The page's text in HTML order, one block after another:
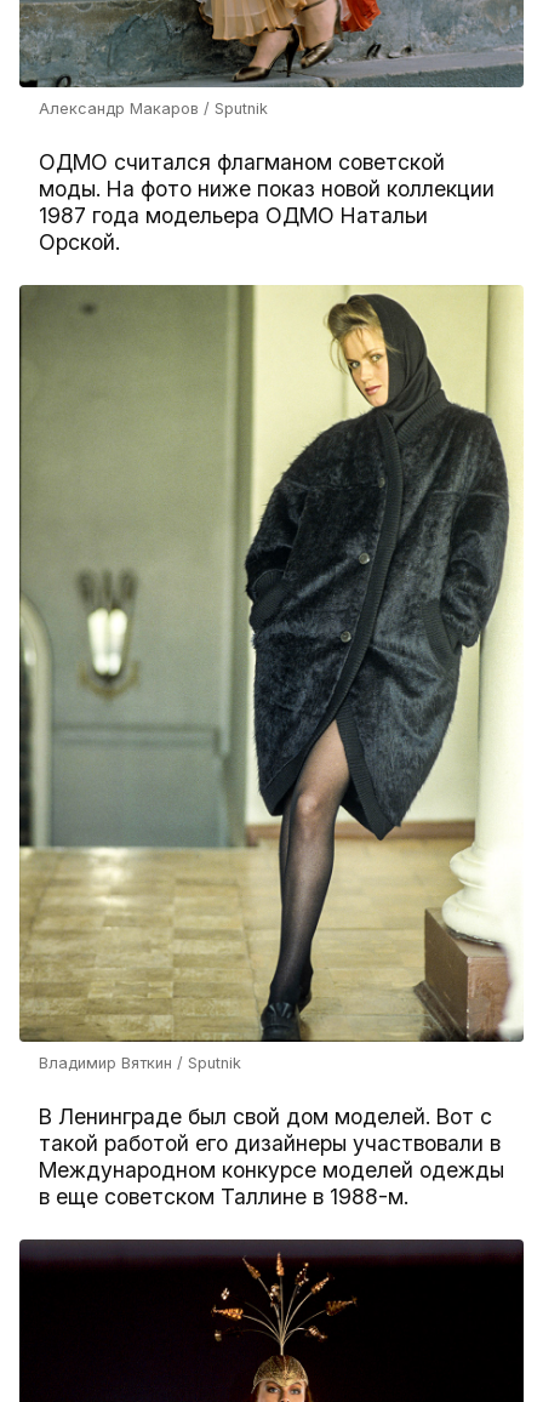
Александр Макаров / Sputnik
ОДМО считался флагманом советской
моды. На фото ниже показ новой коллекции
1987 года модельера ОДМО Натальи
Орской.
Владимир Вяткин / Sputnik
В Ленинграде был свой дом моделей. Вот с
такой работой его дизайнеры участвовали в
Международном конкурсе моделей одежды
в еще советском Таллине в 1988-м.